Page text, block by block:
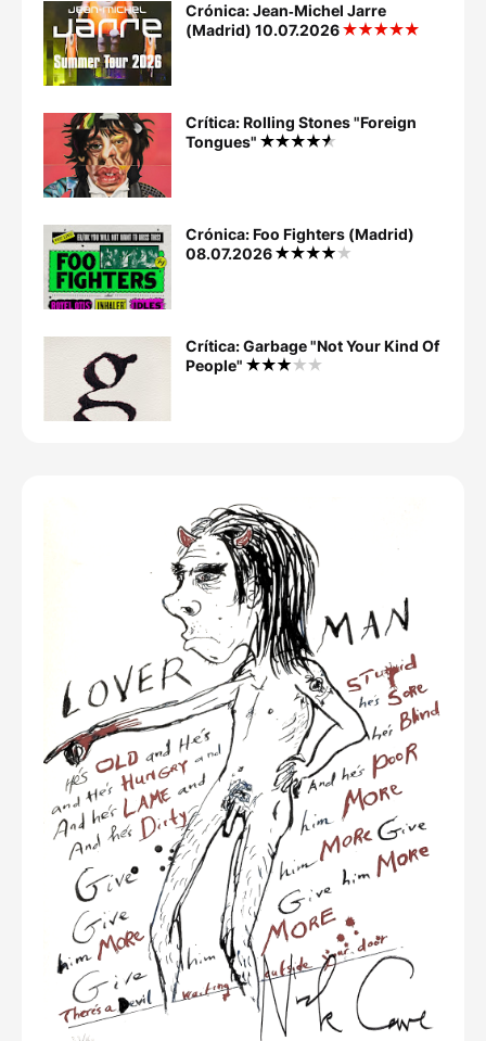
Crónica: Jean‐Michel Jarre
(Madrid) 10.07.2026
Crítica: Rolling Stones "Foreign
Tongues"
Crónica: Foo Fighters (Madrid)
08.07.2026
Crítica: Garbage "Not Your Kind Of
People"